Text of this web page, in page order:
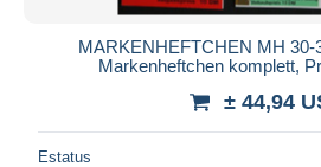
MARKENHEFTCHEN MH 30-
Markenheftchen komplett,
± 44,94
Estatus